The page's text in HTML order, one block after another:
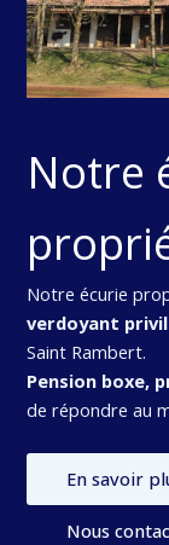
Notre
Notre écurie
verdoyant
Saint Rambert.
Pension boxe,
de répondre au
En savoir
Nous